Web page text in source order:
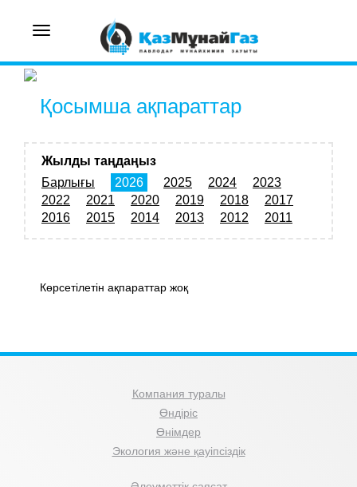
Toggle
Қосымша ақпараттар
Жылды таңдаңыз
Барлығы
2026 2025 2024
2023
2022
2021 2020 2019 2018
2017
2016
2015 2014 2013 2012 2011
Көрсетілетін ақпараттар жоқ
Компания туралы
Өндіріс
Өнімдер
Экология және қауіпсіздік